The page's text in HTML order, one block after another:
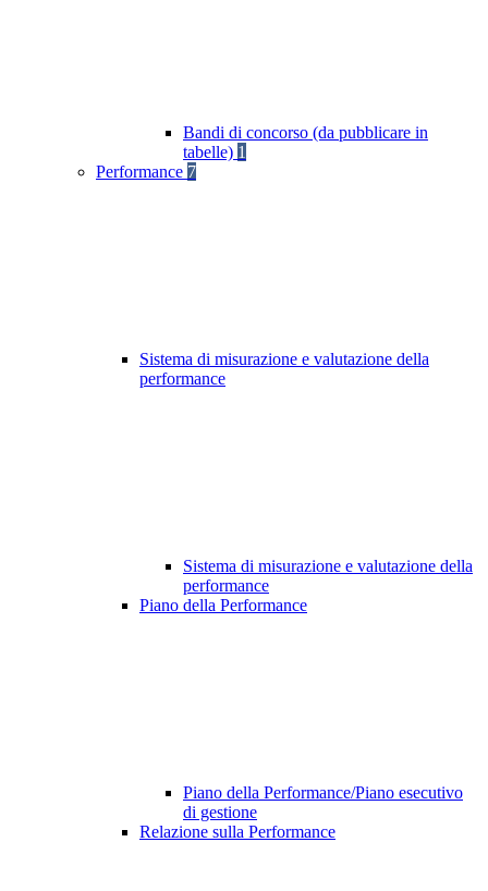
Bandi di concorso (da pubblicare in
tabelle) 1
Performance 7
Sistema di misurazione e valutazione della
performance
Sistema di misurazione e valutazione della
performance
Piano della Performance
Piano della Performance/Piano esecutivo
di gestione
Relazione sulla Performance